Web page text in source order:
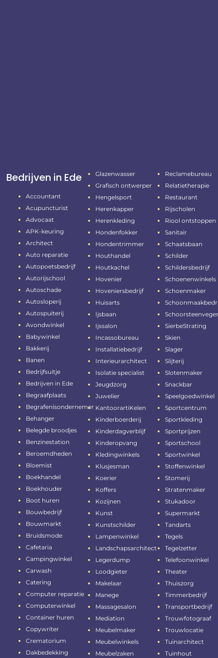
Bedrijven in Ede
Accountant
Acupuncturist
Advocaat
APK-keuring
Architect
Auto reparatie
Autopoetsbedrijf
Autorijschool
Autoschade
Autosloperij
Autospuiterij
Avondwinkel
Babywinkel
Bakkerij
Banen
Bedrijfsuitje
Bedrijven in Ede
Begraafplaats
Begrafenisondernemer
Behanger
Belegde broodjes
Benzinestation
Beroemdheden
Bloemist
Boekhandel
Boekhouder
Boot huren
Bouwbedrijf
Bouwmarkt
Bruidsmode
Cafetaria
Campingwinkel
Carwash
Catering
Computer reparatie
Computerwinkel
Container huren
Copywriter
Crematorium
Dakbedekking
Glazenwasser
Grafisch ontwerper
Hengelsport
Herenkapper
Herenkleding
Hondenfokker
Hondentrimmer
Houthandel
Houtkachel
Hovenier
Hoveniersbedrijf
Huisarts
Ijsbaan
Ijssalon
Incassobureau
Installatiebedrijf
Interieurarchitect
Isolatie specialist
Jeugdzorg
Juwelier
KantoorartiKelen
Kinderboerderij
Kinderdagverblijf
Kinderopvang
Kledingwinkels
Klusjesman
Koerier
Koffers
Kozijnen
Kunst
Kunstschilder
Lampenwinkel
Landschapsarchitect
Legerdump
Loodgieter
Makelaar
Manege
Massagesalon
Mediation
Meubelmaker
Meubelwinkels
Meubelzaken
Reclamebureau
Relatietherapie
Restaurant
Rijscholen
Riool ontstoppen
Sanitair
Schaatsbaan
Schilder
Schildersbedrijf
Schoenenwinkels
Schoenmaker
Schoorsteenveger
SierbeStrating
Skien
Slager
Slijterij
Slotenmaker
Snackbar
Speelgoedwinkel
Sportcentrum
Sportkleding
Sportprijzen
Sportschool
Sportwinkel
Stoffenwinkel
Stomerij
Stratenmaker
Stukadoor
Supermarkt
Tandarts
Tegels
Tegelzetter
Telefoonwinkel
Theater
Thuiszorg
Timmerbedrijf
Transportbedrijf
Trouwfotograaf
Trouwlocatie
Tuinarchitect
Tuinhout